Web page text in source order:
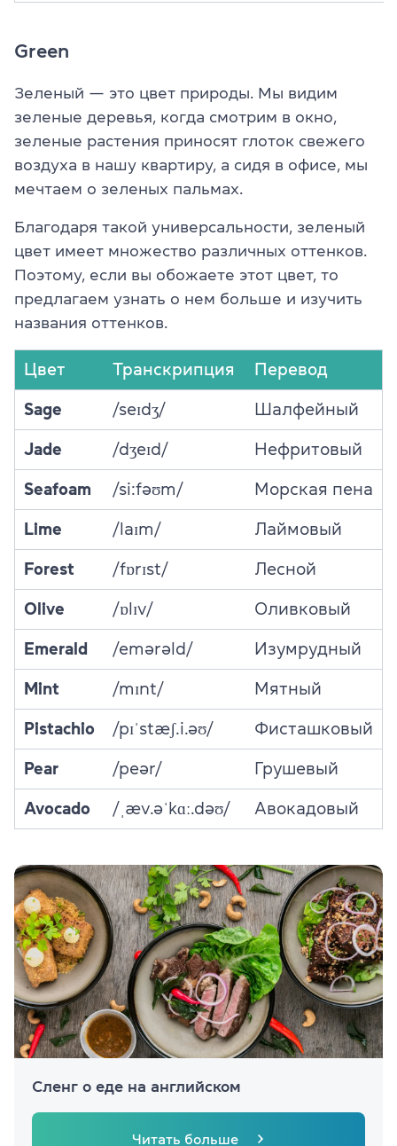
Green
Зеленый — это цвет природы. Мы видим
зеленые деревья, когда смотрим в окно,
зеленые растения приносят глоток свежего
воздуха в нашу квартиру, а сидя в офисе, мы
мечтаем о зеленых пальмах.
Благодаря такой универсальности, зеленый
цвет имеет множество различных оттенков.
Поэтому, если вы обожаете этот цвет, то
предлагаем узнать о нем больше и изучить
названия оттенков.
Цвет Транскрипция Перевод
Sage /seɪdʒ/ Шалфейный
Jade /dʒeɪd/ Нефритовый
Seafoam /si:fəʊm/ Морская пена
Lime /laɪm/ Лаймовый
Forest /fɒrɪst/ Лесной
Olive /ɒlɪv/ Оливковый
Emerald /emərəld/ Изумрудный
Mint /mɪnt/ Мятный
Pistachio /pɪˈstæʃ.i.əʊ/ Фисташковый
Pear /peər/ Грушевый
Avocado /ˌæv.əˈkɑː.dəʊ/ Авокадовый
Сленг о еде на английском
Читать больше